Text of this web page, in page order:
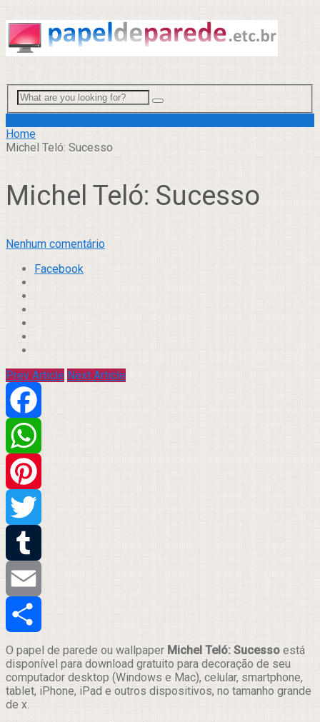
Home
Michel Teló: Sucesso
Michel Teló: Sucesso
Nenhum comentário
Facebook
Prev Article Next Article
Facebook
WhatsApp
Pinterest
Twitter
Tumblr
Email
Compartilhar
O papel de parede ou wallpaper Michel Teló: Sucesso está
disponível para download gratuito para decoração de seu
computador desktop (Windows e Mac), celular, smartphone,
tablet, iPhone, iPad e outros dispositivos, no tamanho grande
de x.